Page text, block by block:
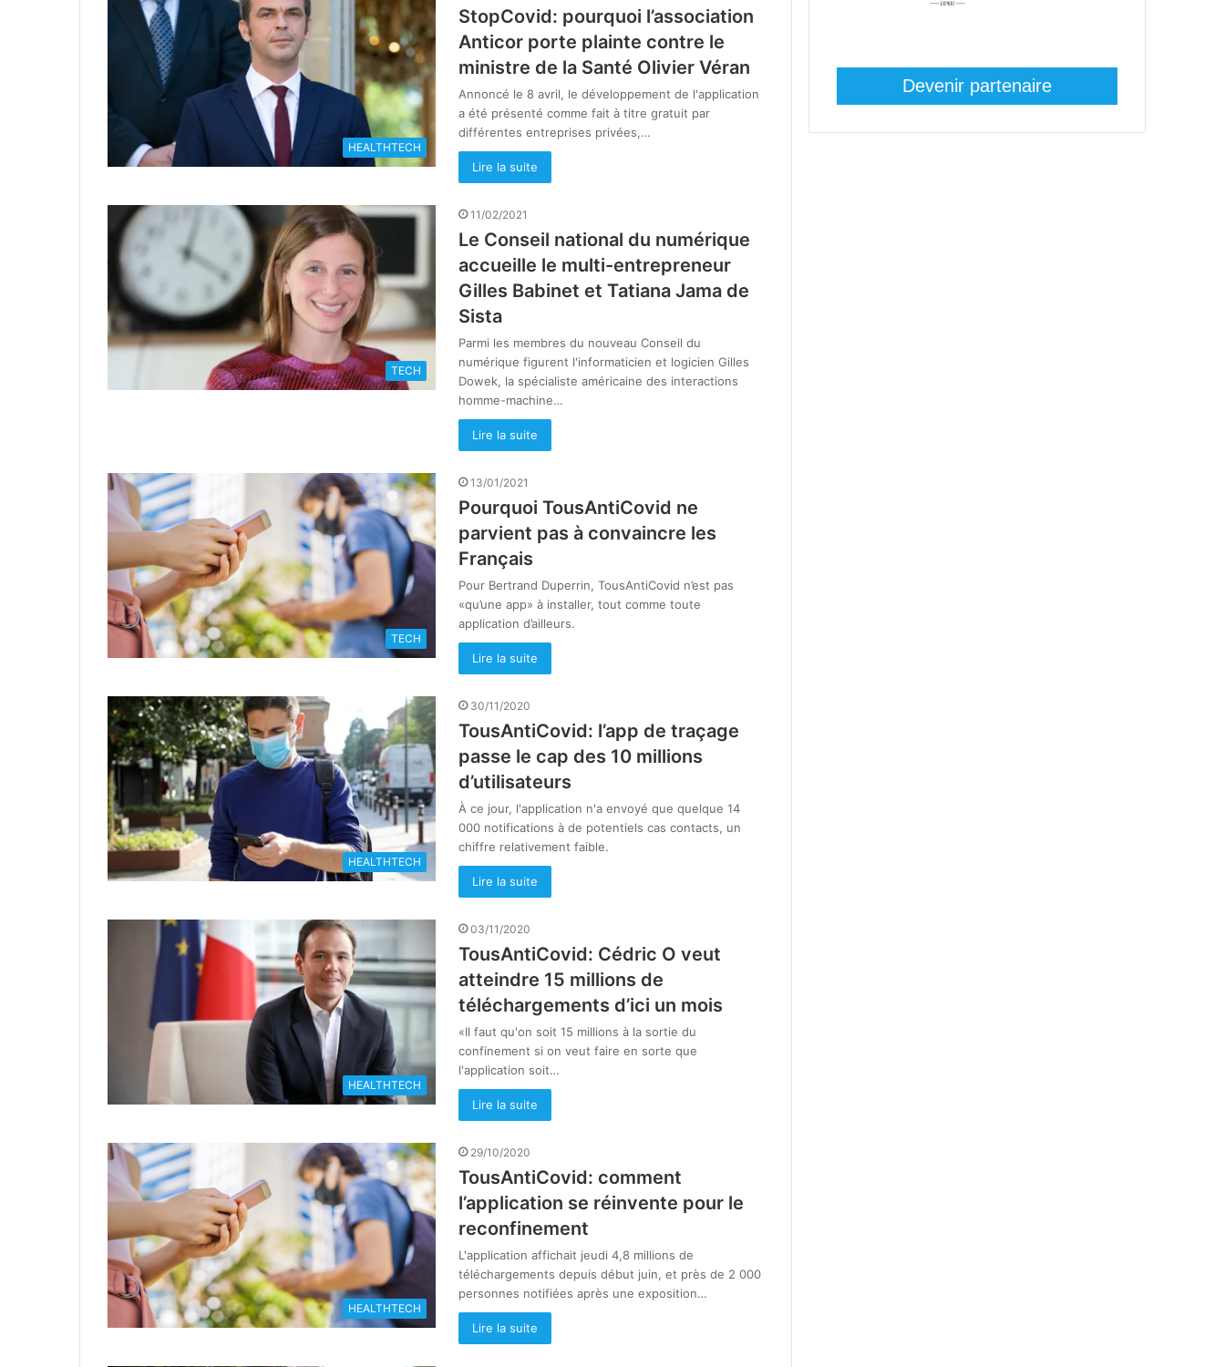
HEALTHTECH
StopCovid: pourquoi l’association
Anticor porte plainte contre le
ministre de la Santé Olivier Véran
Annoncé le 8 avril, le développement de l'application
a été présenté comme fait à titre gratuit par
différentes entreprises privées,…
Lire la suite
TECH
11/02/2021
Le Conseil national du numérique
accueille le multi-entrepreneur
Gilles Babinet et Tatiana Jama de
Sista
Parmi les membres du nouveau Conseil du
numérique figurent l'informaticien et logicien Gilles
Dowek, la spécialiste américaine des interactions
homme-machine…
Lire la suite
TECH
13/01/2021
Pourquoi TousAntiCovid ne
parvient pas à convaincre les
Français
Pour Bertrand Duperrin, TousAntiCovid n’est pas
«qu’une app» à installer, tout comme toute
application d’ailleurs.
Lire la suite
HEALTHTECH
30/11/2020
TousAntiCovid: l’app de traçage
passe le cap des 10 millions
d’utilisateurs
À ce jour, l'application n'a envoyé que quelque 14
000 notifications à de potentiels cas contacts, un
chiffre relativement faible.
Lire la suite
HEALTHTECH
03/11/2020
TousAntiCovid: Cédric O veut
atteindre 15 millions de
téléchargements d’ici un mois
«Il faut qu'on soit 15 millions à la sortie du
confinement si on veut faire en sorte que
l'application soit…
Lire la suite
HEALTHTECH
29/10/2020
TousAntiCovid: comment
l’application se réinvente pour le
reconfinement
L'application affichait jeudi 4,8 millions de
téléchargements depuis début juin, et près de 2 000
personnes notifiées après une exposition…
Lire la suite
Devenir partenaire